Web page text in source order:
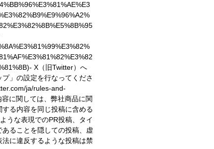
- X（旧Twitter）へ
」の設定を行なってくださ
ja/rules-and-
に関しては、弊社商品に関
る内容を同じ投稿に含める
うな表現でのPR投稿、タイ
ることを隠しての投稿、虚
に違反するような投稿は禁